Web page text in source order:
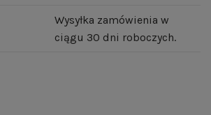
Wysyłka zamówienia w
ciągu 30 dni roboczych.